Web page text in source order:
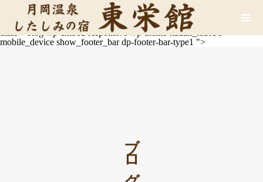
Warning: Attempt to read property "page_tcd_template_type" on null
/home/csc19/toueikan.com/public_html/wp-
content/themes/kadan_tcd056/functions.phpon line
class="blog wp-embed-responsive wp-theme-kadan_tcd056
mobile_device show_footer_bar dp-footer-bar-type1 ">
ブログ